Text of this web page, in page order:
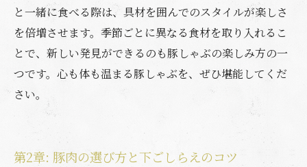
と一緒に食べる際は、具材を囲んでのスタイルが楽しさ
を倍増させます。季節ごとに異なる食材を取り入れるこ
とで、新しい発見ができるのも豚しゃぶの楽しみ方の一
つです。心も体も温まる豚しゃぶを、ぜひ堪能してくだ
さい。
第2章: 豚肉の選び方と下ごしらえのコツ